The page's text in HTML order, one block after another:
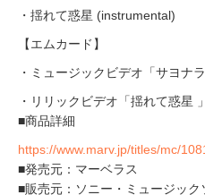
・揺れて惑星 (instrumental)
【エムカード】
・ミュージックビデオ「サヨナ
・リリックビデオ「揺れて惑星 」
■商品詳細
https://www.marv.jp/titles/mc/
■発売元：マーベラス
■販売元：ソニー・ミュージック